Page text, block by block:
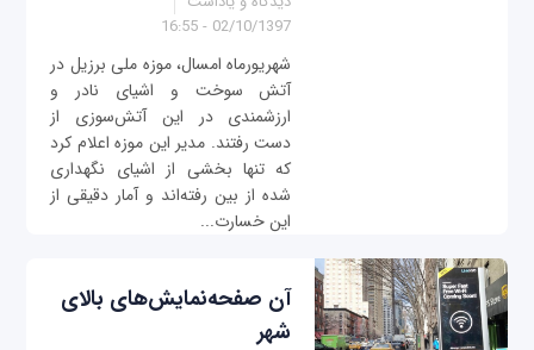
02/10/1397 - 16:55
شهریورماه امسال، موزه ملی برزیل در
آتش سوخت و اشیای نادر و
ارزشمندی در این آتش‌سوزی از
دست رفتند. مدیر این موزه اعلام کرد
که تنها بخشی از اشیای نگهداری
شده از بین رفته‌اند و آمار دقیقی از
این خسارت...
آن صفحه‌نمایش‌های بالای
شهر